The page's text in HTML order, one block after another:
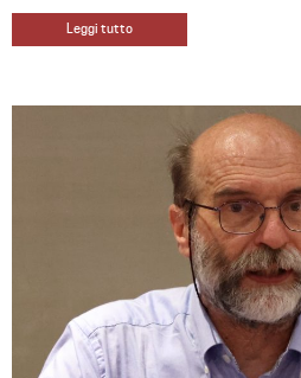
Leggi tutto